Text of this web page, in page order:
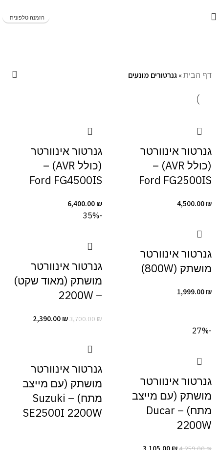
הזמנה טלפונית
דף הבית »גנרטורים מונעים
גנרטור אינוורטר
(כולל AVR) –
Ford FG2500IS
4,500.00₪
גנרטור אינוורטר
(כולל AVR) –
Ford FG4500IS
6,400.00₪
גנרטור אינוורטר
מושתק (800W)
1,999.00₪
-35%
גנרטור אינוורטר
מושתק (מאוד שקט)
– 2200W
3,700.00₪
2,390.00₪
-27%
גנרטור אינוורטר
מושתק (עם מייצב
מתח) – Ducar
2200W
גנרטור אינוורטר
מושתק (עם מייצב
מתח) – Suzuki
SE2500I 2200W